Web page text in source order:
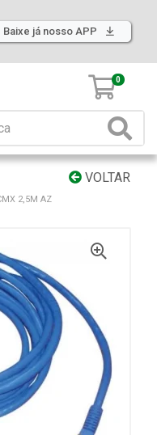
Baixe já nosso APP
0
VOLTAR
2,5M AZ